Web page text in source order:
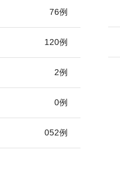
76例
120例
2例
0例
052例